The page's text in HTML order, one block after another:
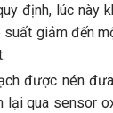
định, lúc này
giảm đến
được nén
lại qua sensor